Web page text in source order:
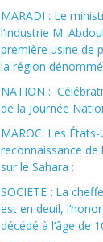
MARADI : Le
l’industrie M.
première usine de
la région
NATION :
de la Journée
MAROC: Les
reconnaissance
sur le Sahara :
SOCIETE : La
est en deuil,
décédé à l’âge de